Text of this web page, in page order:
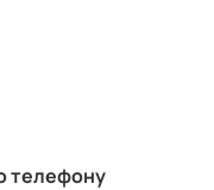
телефону